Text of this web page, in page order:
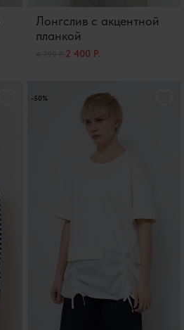
Лонгслив с акцентной
планкой
2 400 Р.
-50%